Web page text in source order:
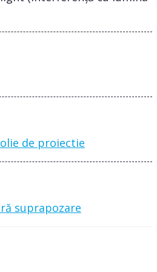
de proiectie
suprapozare